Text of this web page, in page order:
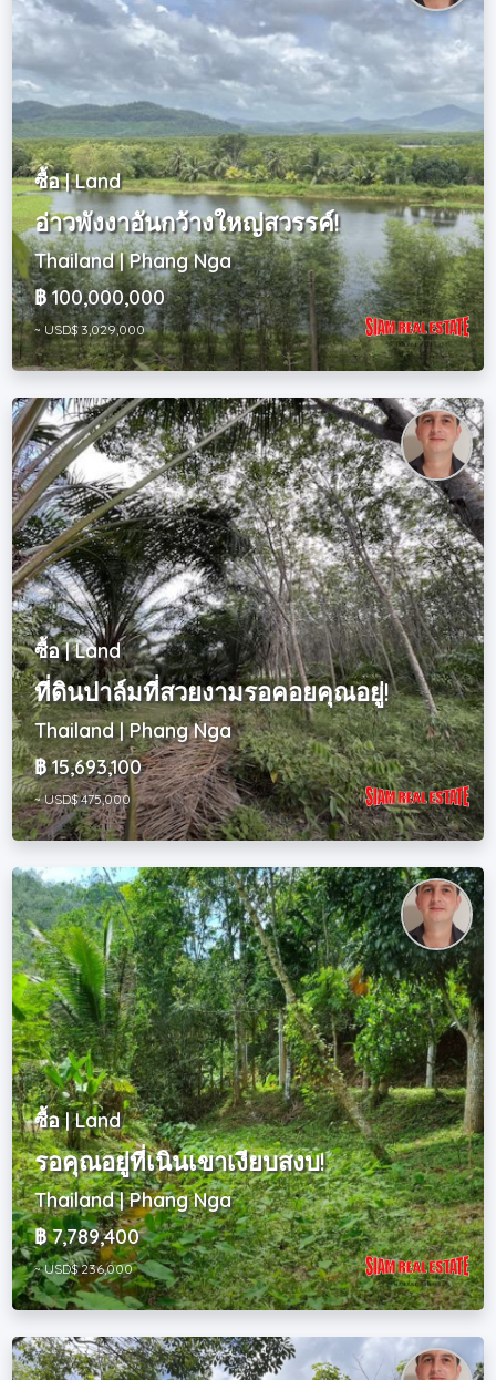
ซื้อ | Land
อ่าวพังงาอันกว้างใหญ่สวรรค์!
Thailand | Phang Nga
฿ 100,000,000
~ USD$ 3,029,000
ซื้อ | Land
ที่ดินปาล์มที่สวยงามรอคอยคุณอยู่!
Thailand | Phang Nga
฿ 15,693,100
~ USD$ 475,000
ซื้อ | Land
รอคุณอยู่ที่เนินเขาเงียบสงบ!
Thailand | Phang Nga
฿ 7,789,400
~ USD$ 236,000